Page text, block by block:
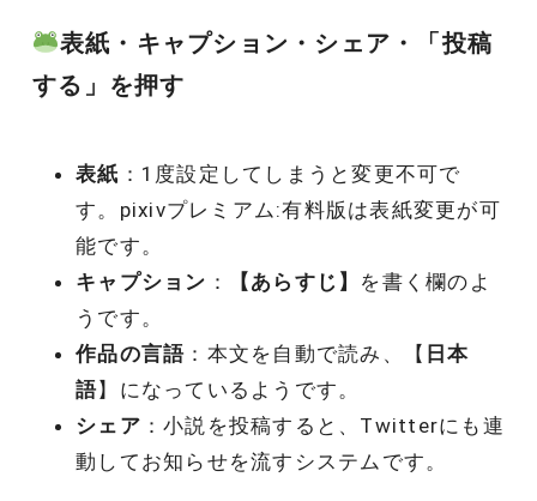
表紙・キャプション・シェア・「投稿
する」を押す
表紙 ：1度設定してしまうと変更不可で
す。pixivプレミアム:有料版は表紙変更が可
能です。
キャプション ： 【あらすじ】 を書く欄のよ
うです。
作品の言語 ：本文を自動で読み、【 日本
語】になっているようです。
シェア ：小説を投稿すると、Twitterにも連
動してお知らせを流すシステムです。